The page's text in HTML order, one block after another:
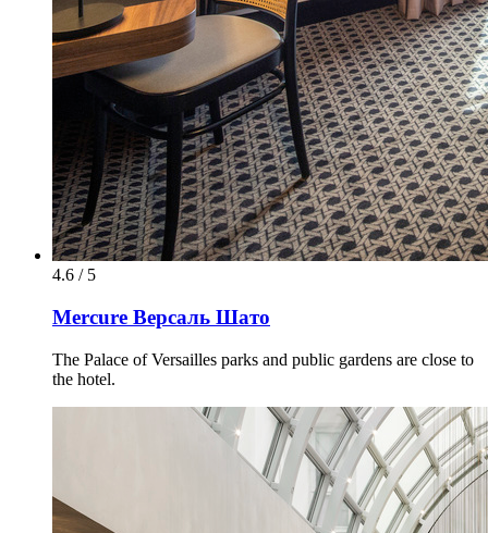
4.6 / 5
Mercure Версаль Шато
The Palace of Versailles parks and public gardens are close to
the hotel.